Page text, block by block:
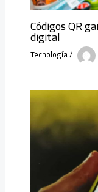
Códigos QR
digital
Tecnología/